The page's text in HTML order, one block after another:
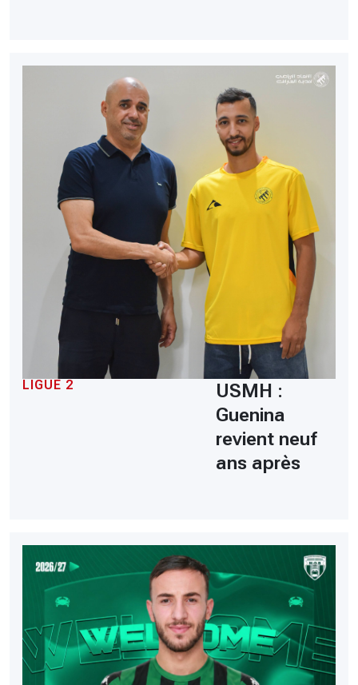
LIGUE 2
USMH :
Guenina
revient neuf
ans après